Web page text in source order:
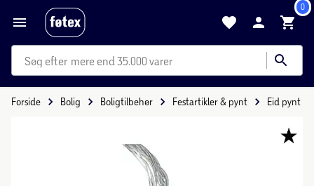
0
mere end 35.000 varer
Forside Bolig Boligtilbehør Festartikler & pynt Eid pynt